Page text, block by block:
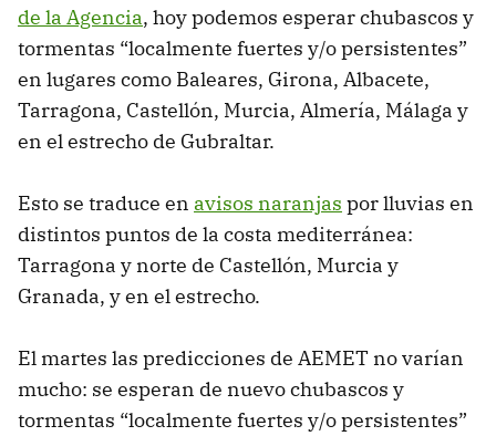
de la Agencia, hoy podemos esperar chubascos y
tormentas “localmente fuertes y/o persistentes”
en lugares como Baleares, Girona, Albacete,
Tarragona, Castellón, Murcia, Almería, Málaga y
en el estrecho de Gubraltar.
Esto se traduce en avisos naranjas por lluvias en
distintos puntos de la costa mediterránea:
Tarragona y norte de Castellón, Murcia y
Granada, y en el estrecho.
El martes las predicciones de AEMET no varían
mucho: se esperan de nuevo chubascos y
tormentas “localmente fuertes y/o persistentes”